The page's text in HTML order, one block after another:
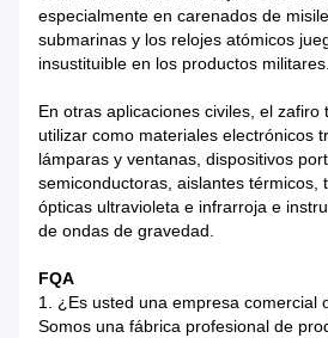
especialmente en carenados de
submarinas y los relojes atómicos
insustituible en los productos militares.
En otras aplicaciones civiles, el zafiro
utilizar como materiales electrónicos
lámparas y ventanas, dispositivos
semiconductoras, aislantes térmicos,
ópticas ultravioleta e infrarroja e
de ondas de gravedad.
FQA
1. ¿Es usted una empresa comercial
Somos una fábrica profesional de